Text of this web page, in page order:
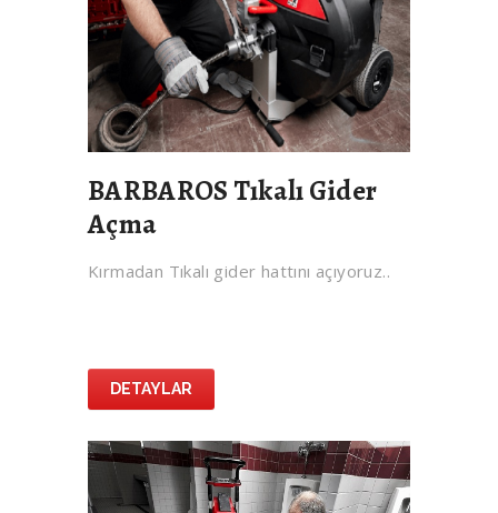
BARBAROS Tıkalı Gider
Açma
Kırmadan Tıkalı gider hattını açıyoruz..
DETAYLAR